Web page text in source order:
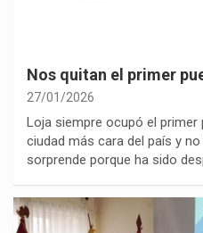
Nos quitan el primer
27/01/2026
Loja siempre ocupó el
ciudad más cara del país y
sorprende porque ha sido